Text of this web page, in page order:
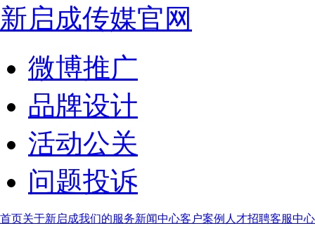
新启成传媒官网
微博推广
品牌设计
活动公关
问题投诉
首页关于新启成我们的服务新闻中心客户案例 人才招聘客服中心